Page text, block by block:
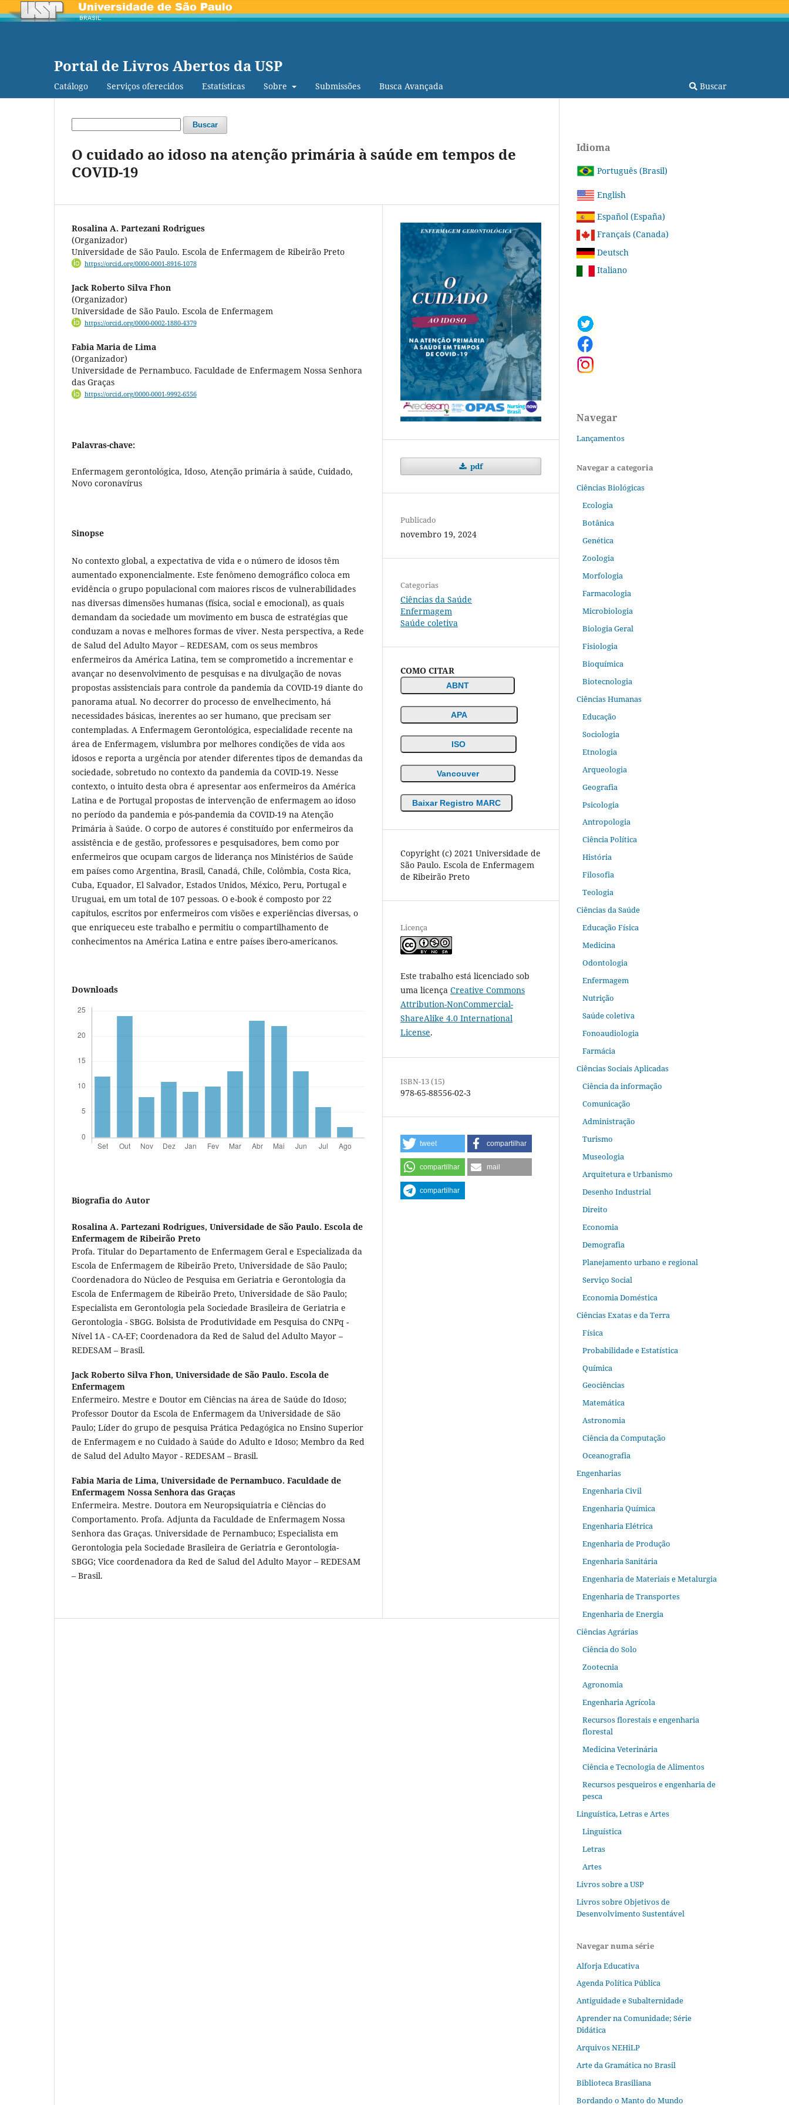
Portal de Livros Abertos da USP
Catálogo Serviços oferecidos Estatísticas Sobre Submissões Busca Avançada Buscar
Buscar
O cuidado ao idoso na atenção primária à saúde em tempos de
COVID-19
Rosalina A. Partezani Rodrigues
(Organizador)
Universidade de São Paulo. Escola de Enfermagem de Ribeirão Preto
https://orcid.org/0000-0001-8916-1078
Jack Roberto Silva Fhon
(Organizador)
Universidade de São Paulo. Escola de Enfermagem
https://orcid.org/0000-0002-1880-4379
Fabia Maria de Lima
(Organizador)
Universidade de Pernambuco. Faculdade de Enfermagem Nossa Senhora
das Graças
https://orcid.org/0000-0001-9992-6556
Palavras-chave:
Enfermagem gerontológica, Idoso, Atenção primária à saúde, Cuidado,
Novo coronavírus
Sinopse
No contexto global, a expectativa de vida e o número de idosos têm
aumentado exponencialmente. Este fenômeno demográfico coloca em
evidência o grupo populacional com maiores riscos de vulnerabilidades
nas diversas dimensões humanas (física, social e emocional), as quais
demandam da sociedade um movimento em busca de estratégias que
conduzam a novas e melhores formas de viver. Nesta perspectiva, a Rede
de Salud del Adulto Mayor – REDESAM, com os seus membros
enfermeiros da América Latina, tem se comprometido a incrementar e
avançar no desenvolvimento de pesquisas e na divulgação de novas
propostas assistenciais para controle da pandemia da COVID-19 diante do
panorama atual. No decorrer do processo de envelhecimento, há
necessidades básicas, inerentes ao ser humano, que precisam ser
contempladas. A Enfermagem Gerontológica, especialidade recente na
área de Enfermagem, vislumbra por melhores condições de vida aos
idosos e reporta a urgência por atender diferentes tipos de demandas da
sociedade, sobretudo no contexto da pandemia da COVID-19. Nesse
contexto, o intuito desta obra é apresentar aos enfermeiros da América
Latina e de Portugal propostas de intervenção de enfermagem ao idoso
no período da pandemia e pós-pandemia da COVID-19 na Atenção
Primária à Saúde. O corpo de autores é constituído por enfermeiros da
assistência e de gestão, professores e pesquisadores, bem como por
enfermeiros que ocupam cargos de liderança nos Ministérios de Saúde
em países como Argentina, Brasil, Canadá, Chile, Colômbia, Costa Rica,
Cuba, Equador, El Salvador, Estados Unidos, México, Peru, Portugal e
Uruguai, em um total de 107 pessoas. O e-book é composto por 22
capítulos, escritos por enfermeiros com visões e experiências diversas, o
que enriqueceu este trabalho e permitiu o compartilhamento de
conhecimentos na América Latina e entre países ibero-americanos.
Downloads
Biografia do Autor
Rosalina A. Partezani Rodrigues, Universidade de São Paulo. Escola de
Enfermagem de Ribeirão Preto
Profa. Titular do Departamento de Enfermagem Geral e Especializada da
Escola de Enfermagem de Ribeirão Preto, Universidade de São Paulo;
Coordenadora do Núcleo de Pesquisa em Geriatria e Gerontologia da
Escola de Enfermagem de Ribeirão Preto, Universidade de São Paulo;
Especialista em Gerontologia pela Sociedade Brasileira de Geriatria e
Gerontologia - SBGG. Bolsista de Produtividade em Pesquisa do CNPq -
Nível 1A - CA-EF; Coordenadora da Red de Salud del Adulto Mayor –
REDESAM – Brasil.
Jack Roberto Silva Fhon, Universidade de São Paulo. Escola de
Enfermagem
Enfermeiro. Mestre e Doutor em Ciências na área de Saúde do Idoso;
Professor Doutor da Escola de Enfermagem da Universidade de São
Paulo; Líder do grupo de pesquisa Prática Pedagógica no Ensino Superior
de Enfermagem e no Cuidado à Saúde do Adulto e Idoso; Membro da Red
de Salud del Adulto Mayor - REDESAM – Brasil.
Fabia Maria de Lima, Universidade de Pernambuco. Faculdade de
Enfermagem Nossa Senhora das Graças
Enfermeira. Mestre. Doutora em Neuropsiquiatria e Ciências do
Comportamento. Profa. Adjunta da Faculdade de Enfermagem Nossa
Senhora das Graças. Universidade de Pernambuco; Especialista em
Gerontologia pela Sociedade Brasileira de Geriatria e Gerontologia-
SBGG; Vice coordenadora da Red de Salud del Adulto Mayor – REDESAM
– Brasil.
pdf
Publicado
novembro 19, 2024
Categorias
Ciências da Saúde
Enfermagem
Saúde coletiva
COMO CITAR
ABNT
APA
ISO
Vancouver
Baixar Registro MARC
Copyright (c) 2021 Universidade de
São Paulo. Escola de Enfermagem
de Ribeirão Preto
Licença
Este trabalho está licenciado sob
uma licença Creative Commons
Attribution-NonCommercial-
ShareAlike 4.0 International
License.
ISBN-13 (15)
978-65-88556-02-3
tweet compartilhar
compartilhar mail
compartilhar
Idioma
Português (Brasil)
English
Español (España)
Français (Canada)
Deutsch
Italiano
Navegar
Lançamentos
Navegar a categoria
Ciências Biológicas
Ecologia
Botânica
Genética
Zoologia
Morfologia
Farmacologia
Microbiologia
Biologia Geral
Fisiologia
Bioquímica
Biotecnologia
Ciências Humanas
Educação
Sociologia
Etnologia
Arqueologia
Geografia
Psicologia
Antropologia
Ciência Política
História
Filosofia
Teologia
Ciências da Saúde
Educação Física
Medicina
Odontologia
Enfermagem
Nutrição
Saúde coletiva
Fonoaudiologia
Farmácia
Ciências Sociais Aplicadas
Ciência da informação
Comunicação
Administração
Turismo
Museologia
Arquitetura e Urbanismo
Desenho Industrial
Direito
Economia
Demografia
Planejamento urbano e regional
Serviço Social
Economia Doméstica
Ciências Exatas e da Terra
Física
Probabilidade e Estatística
Química
Geociências
Matemática
Astronomia
Ciência da Computação
Oceanografia
Engenharias
Engenharia Civil
Engenharia Química
Engenharia Elétrica
Engenharia de Produção
Engenharia Sanitária
Engenharia de Materiais e Metalurgia
Engenharia de Transportes
Engenharia de Energia
Ciências Agrárias
Ciência do Solo
Zootecnia
Agronomia
Engenharia Agrícola
Recursos florestais e engenharia
florestal
Medicina Veterinária
Ciência e Tecnologia de Alimentos
Recursos pesqueiros e engenharia de
pesca
Linguística, Letras e Artes
Linguística
Letras
Artes
Livros sobre a USP
Livros sobre Objetivos de
Desenvolvimento Sustentável
Navegar numa série
Alforja Educativa
Agenda Política Pública
Antiguidade e Subalternidade
Aprender na Comunidade; Série
Didática
Arquivos NEHiLP
Arte da Gramática no Brasil
Biblioteca Brasiliana
Bordando o Manto do Mundo